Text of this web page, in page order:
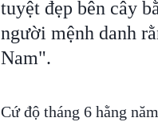
tuyệt đẹp bên cây
người mệnh danh
Nam".
Cứ độ tháng 6 hằng